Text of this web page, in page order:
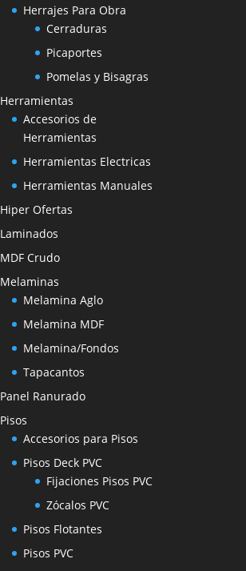
Herrajes Para Obra
Cerraduras
Picaportes
Pomelas y Bisagras
Herramientas
Accesorios de
Herramientas
Herramientas Electricas
Herramientas Manuales
Hiper Ofertas
Laminados
MDF Crudo
Melaminas
Melamina Aglo
Melamina MDF
Melamina/Fondos
Tapacantos
Panel Ranurado
Pisos
Accesorios para Pisos
Pisos Deck PVC
Fijaciones Pisos PVC
Zócalos PVC
Pisos Flotantes
Pisos PVC